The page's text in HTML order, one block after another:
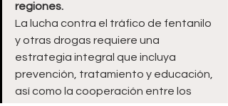
regiones.
La lucha contra el tráfico de fentanilo
y otras drogas requiere una
estrategia integral que incluya
prevención, tratamiento y educación,
así como la cooperación entre los